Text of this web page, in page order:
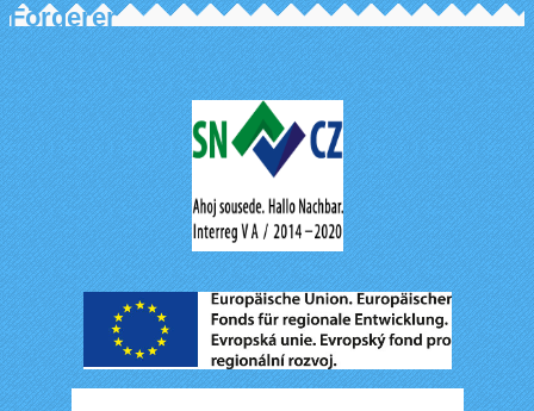
Förderer